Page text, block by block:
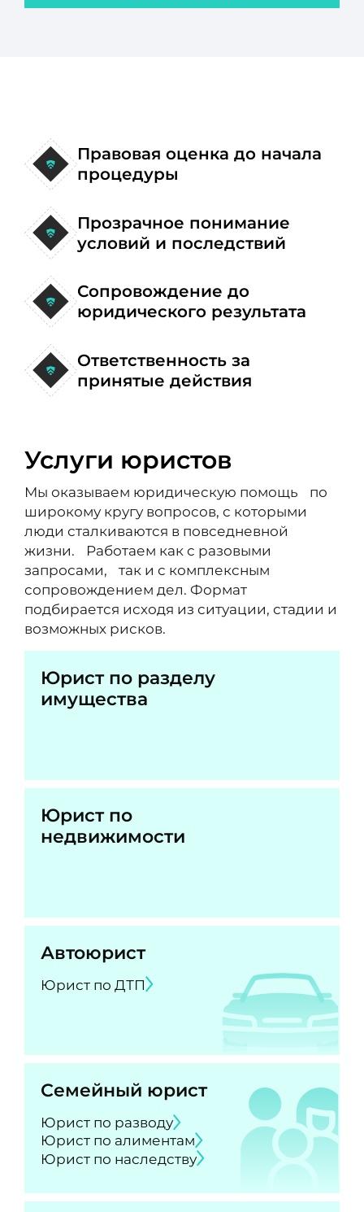
Правовая оценка до начала
процедуры
Прозрачное понимание
условий и последствий
Сопровождение до
юридического результата
Ответственность за
принятые действия
Услуги юристов
Мы оказываем юридическую помощь по
широкому кругу вопросов, с которыми
люди сталкиваются в повседневной
жизни. Работаем как с разовыми
запросами, так и с комплексным
сопровождением дел. Формат
подбирается исходя из ситуации, стадии и
возможных рисков.
Юрист по разделу
имущества
Юрист по
недвижимости
Автоюрист
Юрист по ДТП
Семейный юрист
Юрист по разводу
Юрист по алиментам
Юрист по наследству